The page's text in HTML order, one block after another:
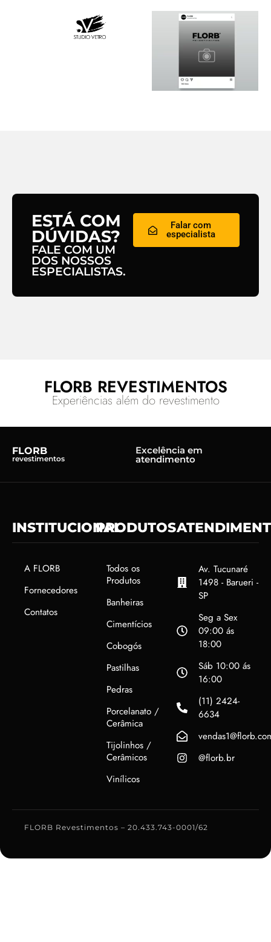
ESTÁ COM
DÚVIDAS?
FALE COM UM
DOS NOSSOS
ESPECIALISTAS.
Falar com
especialista
FLORB REVESTIMENTOS
Experiências além do revestimento
FLORB
revestimentos
Excelência em
atendimento
INSTITUCIONAL
A FLORB
Fornecedores
Contatos
PRODUTOS
Todos os
Produtos
Banheiras
Cimentícios
Cobogós
Pastilhas
Pedras
Porcelanato /
Cerâmica
Tijolinhos /
Cerâmicos
Vinílicos
Av. Tucunaré
1498 - Barueri -
SP
Seg a Sex
09:00 ás
18:00
Sáb 10:00 ás
16:00
(11) 2424-
6634
@florb.br
FLORB Revestimentos – 20.433.743-0001/62